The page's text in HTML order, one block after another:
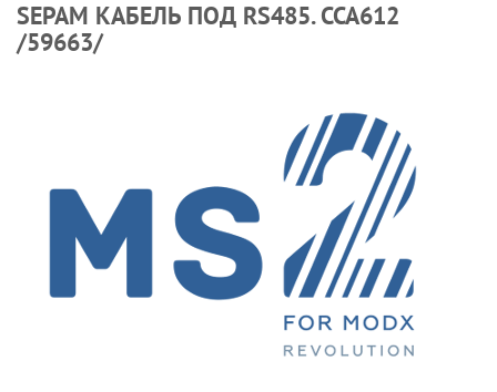
SEPAM КАБЕЛЬ ПОД RS485. CCA612
/59663/